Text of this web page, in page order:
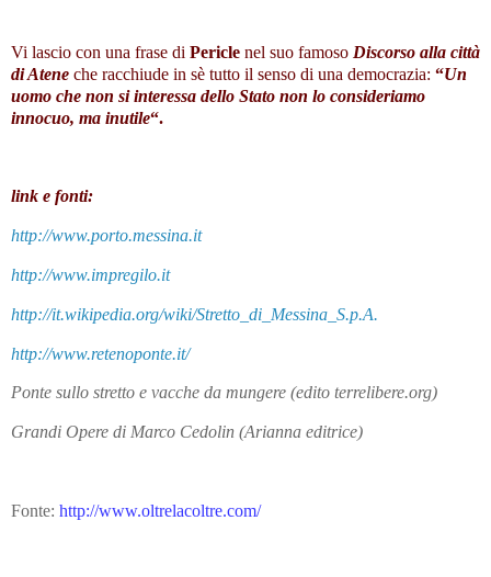
Vi lascio con una frase di Pericle nel suo famoso Discorso alla città
di Atene che racchiude in sè tutto il senso di una democrazia: “Un
uomo che non si interessa dello Stato non lo consideriamo
innocuo, ma inutile“.
link e fonti:
http://www.porto.messina.it
http://www.impregilo.it
http://it.wikipedia.org/wiki/Stretto_di_Messina_S.p.A.
http://www.retenoponte.it/
Ponte sullo stretto e vacche da mungere (edito terrelibere.org)
Grandi Opere di Marco Cedolin (Arianna editrice)
Fonte: http://www.oltrelacoltre.com/